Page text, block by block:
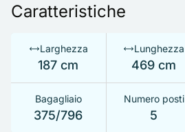
Caratteristiche
Larghezza
187 cm
Lunghezza
469 cm
Bagagliaio
375/796
Numero posti
5